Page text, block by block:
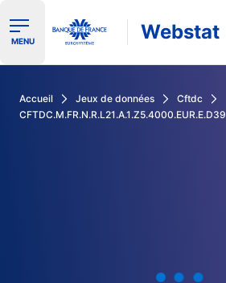
Ouvrir le menu de navigation
MENU Webstat
Accueil Jeux de données
Cftdc
CFTDC.M.FR.N.R.L21.A.1.Z5.4000.EUR.E.D39